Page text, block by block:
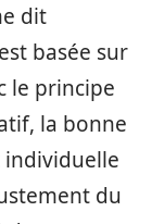
dit
basée sur
le principe
la bonne
individuelle
du